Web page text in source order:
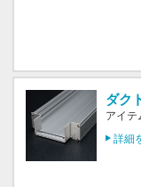
ダク
アイテ
詳細